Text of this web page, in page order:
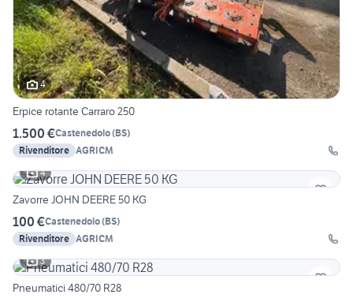
4
Erpice rotante Carraro 250
1.500 €Castenedolo(BS)
Rivenditore AGRICM
4
Zavorre JOHN DEERE 50 KG
100 €Castenedolo(BS)
Rivenditore AGRICM
3
Pneumatici 480/70 R28